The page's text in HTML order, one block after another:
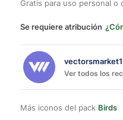
Gratis para uso personal o
Se requiere atribución
Ver todos los
Más iconos del pack Birds